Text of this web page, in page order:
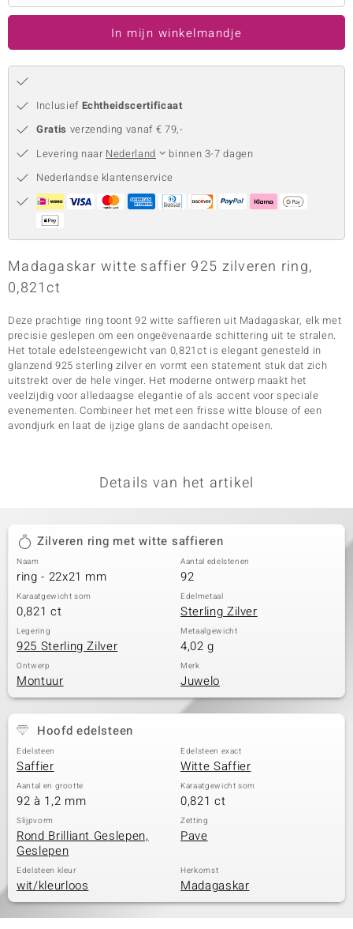
Collection
In mijn winkelmandje
Inclusief Echtheidscertificaat
Gratis verzending vanaf € 79,-
Levering naar Nederland
binnen 3-7 dagen
Nederlandse klantenservice
Madagaskar witte saffier 925 zilveren ring,
0,821ct
Deze prachtige ring toont 92 witte saffieren uit Madagaskar, elk met
precisie geslepen om een ongeëvenaarde schittering uit te stralen.
Het totale edelsteengewicht van 0,821ct is elegant genesteld in
glanzend 925 sterling zilver en vormt een statement stuk dat zich
uitstrekt over de hele vinger. Het moderne ontwerp maakt het
veelzijdig voor alledaagse elegantie of als accent voor speciale
evenementen. Combineer het met een frisse witte blouse of een
avondjurk en laat de ijzige glans de aandacht opeisen.
Details van het artikel
Zilveren ring met witte saffieren
Naam
ring - 22x21 mm
Aantal edelstenen
92
Karaatgewicht som
0,821 ct
Edelmetaal
Sterling Zilver
Legering
925 Sterling Zilver
Metaalgewicht
4,02 g
Ontwerp
Montuur
Merk
Juwelo
Hoofd edelsteen
Edelsteen
Saffier
Edelsteen exact
Witte Saffier
Aantal en grootte
92 à 1,2 mm
Karaatgewicht som
0,821 ct
Slijpvorm
Rond Brilliant Geslepen,
Geslepen
Zetting
Pave
Edelsteen kleur
wit/kleurloos
Herkomst
Madagaskar